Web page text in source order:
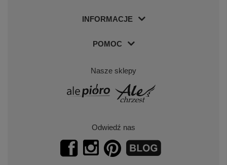
INFORMACJE
POMOC
Nasze sklepy
Odwiedź nas